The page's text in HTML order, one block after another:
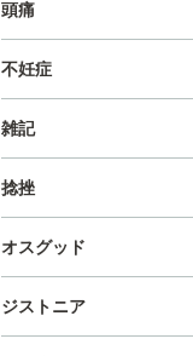
頭痛
不妊症
雑記
捻挫
オスグッド
ジストニア